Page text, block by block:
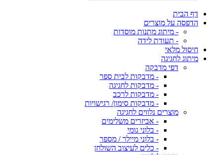
דף הבית
הדפסה על מוצרים
- מיתוג מתנות מוסדות
- תעודת לידה
חיסול מלאי
מיתוג לחגיגה
דפי מדבקה
- מדבקות לבית ספר
- מדבקות לחגיגה
- מדבקות לרכב
- מדבקות סימון/ רגישויות
מוצרים נלווים לחגיגה
- אביזרים משלימים
- בלוני גומי
- בלוני מיילר / מספר
- כלים לעיצוב השולחן